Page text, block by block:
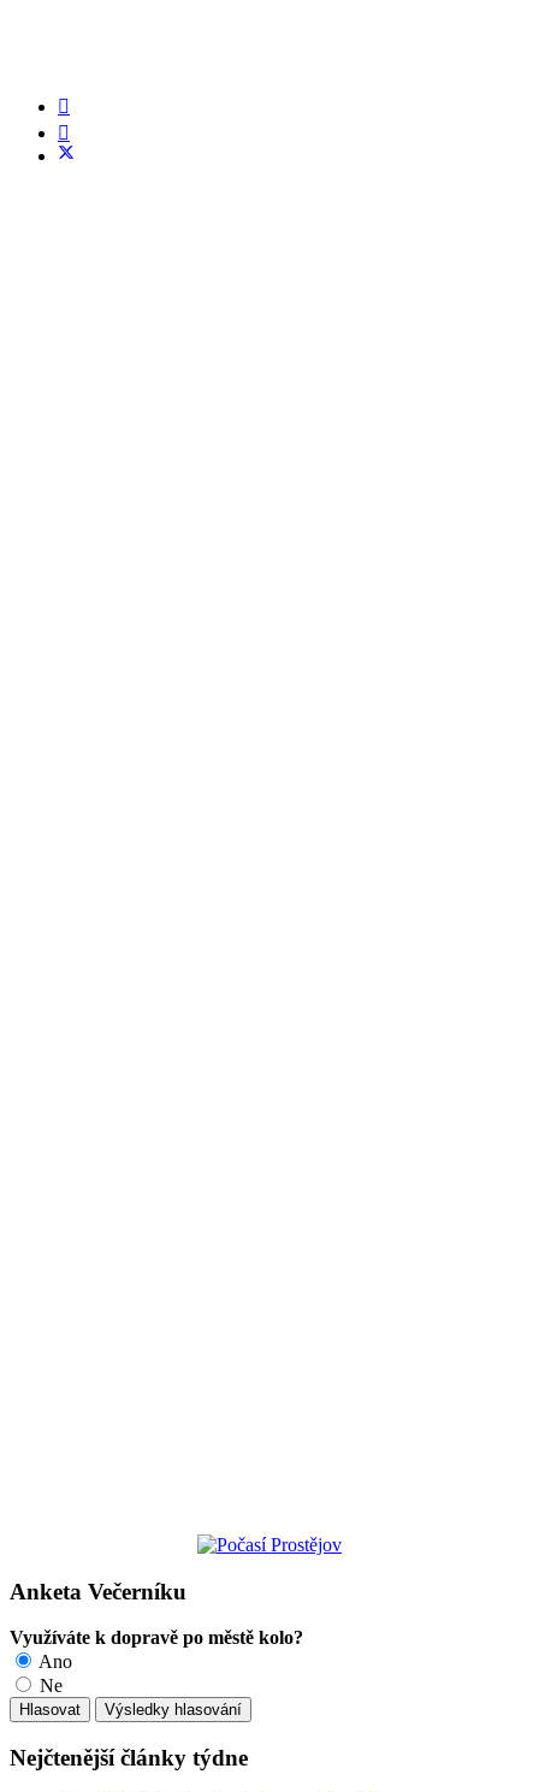
Anketa Večerníku
Využíváte k dopravě po městě kolo?
Ano
Ne
Nejčtenější články týdne